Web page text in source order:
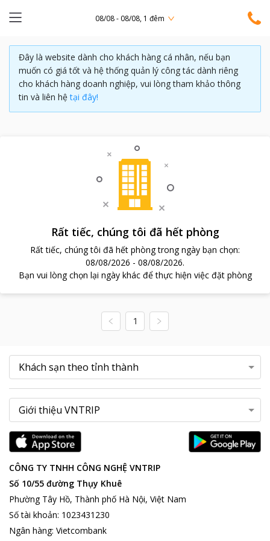
08/08 - 08/08, 1 đêm
Đây là website dành cho khách hàng cá nhân, nếu bạn
muốn có giá tốt và hệ thống quản lý công tác dành riêng
cho khách hàng doanh nghiệp, vui lòng tham khảo thông
tin và liên hệ tại đây!
Rất tiếc, chúng tôi đã hết phòng
Rất tiếc, chúng tôi đã hết phòng trong ngày bạn chọn:
08/08/2026 - 08/08/2026.
Bạn vui lòng chọn lại ngày khác để thực hiện việc đặt phòng
1
CÔNG TY TNHH CÔNG NGHỆ VNTRIP
Số 10/55 đường Thụy Khuê
Phường Tây Hồ, Thành phố Hà Nội, Việt Nam
Số tài khoản: 1023431230
Ngân hàng: Vietcombank